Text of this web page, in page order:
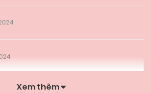
Xem thêm